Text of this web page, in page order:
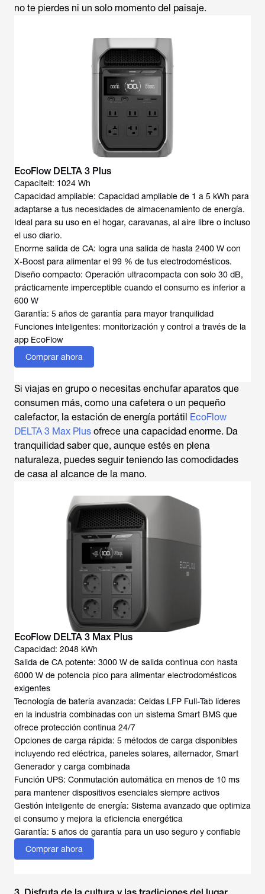
no te pierdes ni un solo momento del paisaje.
EcoFlow DELTA 3 Plus
Capaciteit: 1024 Wh
Capacidad ampliable: Capacidad ampliable de 1 a 5 kWh para
adaptarse a tus necesidades de almacenamiento de energía.
Ideal para su uso en el hogar, caravanas, al aire libre o incluso
el uso diario.
Enorme salida de CA: logra una salida de hasta 2400 W con
X-Boost para alimentar el 99 % de tus electrodomésticos.
Diseño compacto: Operación ultracompacta con solo 30 dB,
prácticamente imperceptible cuando el consumo es inferior a
600 W
Garantía: 5 años de garantía para mayor tranquilidad
Funciones inteligentes: monitorización y control a través de la
Comprar ahora
Si viajas en grupo o necesitas enchufar aparatos que
consumen más, como una cafetera o un pequeño
calefactor, la estación de energía portátil EcoFlow
DELTA 3 Max Plus ofrece una capacidad enorme. Da
tranquilidad saber que, aunque estés en plena
naturaleza, puedes seguir teniendo las comodidades
de casa al alcance de la mano.
EcoFlow DELTA 3 Max Plus
Capacidad: 2048 kWh
Salida de CA potente: 3000 W de salida continua con hasta
6000 W de potencia pico para alimentar electrodomésticos
exigentes
Tecnología de batería avanzada: Celdas LFP Full-Tab líderes
en la industria combinadas con un sistema Smart BMS que
ofrece protección continua 24/7
Opciones de carga rápida: 5 métodos de carga disponibles
incluyendo red eléctrica, paneles solares, alternador, Smart
Generador y carga combinada
Función UPS: Conmutación automática en menos de 10 ms
para mantener dispositivos esenciales siempre activos
Gestión inteligente de energía: Sistema avanzado que optimiza
el consumo y mejora la eficiencia energética
Comprar ahora